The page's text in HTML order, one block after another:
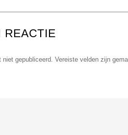
REACTIE
niet gepubliceerd. Vereiste velden zijn